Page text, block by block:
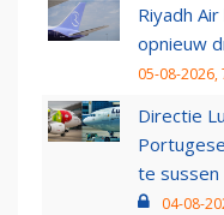
Riyadh
opnieuw
05-08-2026,
Directie
te sussen
04-08-